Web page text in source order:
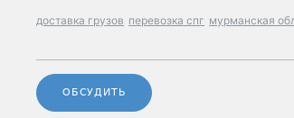
доставка грузов перевозка спг мурманская
ОБСУДИТЬ